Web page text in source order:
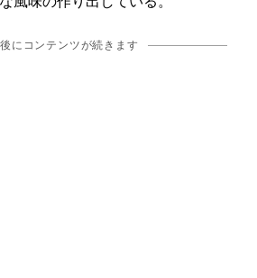
にコンテンツが続きます